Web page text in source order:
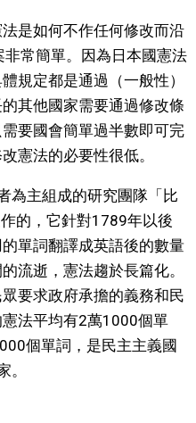
是如何不作任何修改而沿
常簡單。因為日本國憲法
規定都是通過（一般性）
其他國家需要通過修改條
要國會簡單過半數即可完
憲法的必要性很低。
為主組成的研究團隊「比
的，它針對1789年以後
單詞翻譯成英語後的數量
流逝，憲法趨於長篇化。
要求政府承擔的義務和民
法平均有2萬1000個單
個單詞，是民主主義國
。